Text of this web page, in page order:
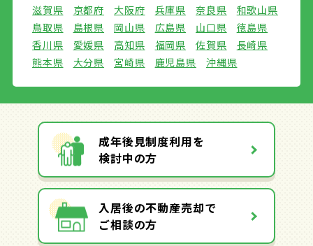
滋賀県
京都府 大阪府 兵庫県 奈良県
和歌山県
鳥取県
島根県 岡山県 広島県 山口県
徳島県
香川県
愛媛県 高知県 福岡県 佐賀県
長崎県
熊本県
大分県 宮崎県 鹿児島県 沖縄県
成年後見制度利用を
検討中の方
入居後の不動産売却で
ご相談の方